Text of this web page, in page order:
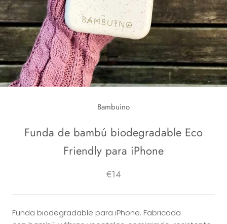
Bambuino
Funda de bambú biodegradable Eco
Friendly para iPhone
€14
Funda biodegradable para iPhone. Fabricada